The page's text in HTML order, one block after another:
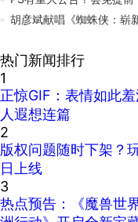
热门新闻排行
1
正惊GIF：表情如此
人遐想连篇
2
版权问题随时下架？
日上线
3
热点预告：《魔兽世